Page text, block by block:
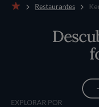
Restaurantes
EXPLORAR POR